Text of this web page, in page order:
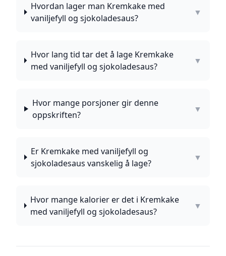
Hvordan lager man Kremkake med
vaniljefyll og sjokoladesaus?
▼
Hvor lang tid tar det å lage Kremkake
med vaniljefyll og sjokoladesaus?
▼
Hvor mange porsjoner gir denne
oppskriften?
▼
Er Kremkake med vaniljefyll og
sjokoladesaus vanskelig å lage?
▼
Hvor mange kalorier er det i Kremkake
med vaniljefyll og sjokoladesaus?
▼